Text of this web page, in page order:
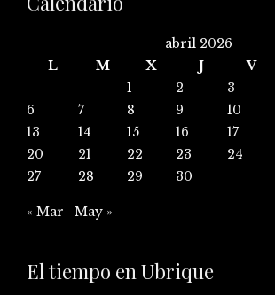
abril 2026
L
M X J V
1
2 3
6
7 8 9 10
13
14 15 16 17
20
21 22 23 24
27
28 29 30
« Mar May »
El tiempo en Ubrique